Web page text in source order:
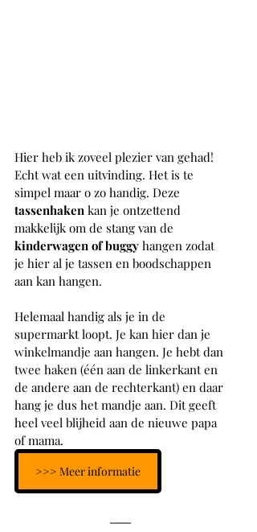
Hier heb ik zoveel plezier van gehad!
Echt wat een uitvinding. Het is te
simpel maar o zo handig. Deze
tassenhaken kan je ontzettend
makkelijk om de stang van de
kinderwagen of buggy hangen zodat
je hier al je tassen en boodschappen
aan kan hangen.
Helemaal handig als je in de
supermarkt loopt. Je kan hier dan je
winkelmandje aan hangen. Je hebt dan
twee haken (één aan de linkerkant en
de andere aan de rechterkant) en daar
hang je dus het mandje aan. Dit geeft
heel veel blijheid aan de nieuwe papa
of mama.
>>> Meer informatie